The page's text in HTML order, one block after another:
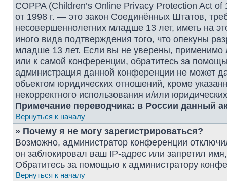
COPPA (Children’s Online Privacy Protection Act
от 1998 г. — это закон Соединённых Штатов,
несовершеннолетних младше 13 лет, иметь на
иного вида подтверждения того, что опекуны
младше 13 лет. Если вы не уверены, применимо
или к самой конференции, обратитесь за
администрация данной конференции не может
объектом юридических отношений, кроме
некорректного использования и/или
Примечание переводчика: в России данный
Вернуться к началу
» Почему я не могу зарегистрироваться?
Возможно, администратор конференции
он заблокировал ваш IP-адрес или запретил
Обратитесь за помощью к администратору
Вернуться к началу